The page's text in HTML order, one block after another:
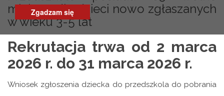
miejsca dla dzieci nowo zgłaszanych
w wieku 3-5 lat
Rekrutacja trwa od 2 marca
2026 r. do 31 marca 2026 r.
Wniosek zgłoszenia dziecka do przedszkola do pobrania
Zgadzam się